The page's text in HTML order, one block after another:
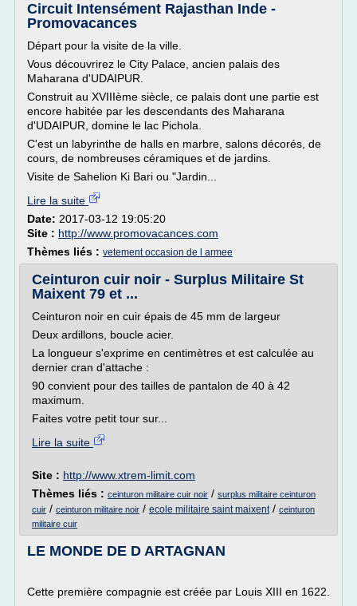
Circuit Intensément Rajasthan Inde -
Promovacances
Départ pour la visite de la ville.
Vous découvrirez le City Palace, ancien palais des
Maharana d'UDAIPUR.
Construit au XVIIIème siècle, ce palais dont une partie est
encore habitée par les descendants des Maharana
d'UDAIPUR, domine le lac Pichola.
C'est un labyrinthe de halls en marbre, salons décorés, de
cours, de nombreuses céramiques et de jardins.
Visite de Sahelion Ki Bari ou "Jardin...
Lire la suite
Date: 2017-03-12 19:05:20
Site : http://www.promovacances.com
Thèmes liés : vetement occasion de l armee
Ceinturon cuir noir - Surplus Militaire St
Maixent 79 et ...
Ceinturon noir en cuir épais de 45 mm de largeur
Deux ardillons, boucle acier.
La longueur s'exprime en centimètres et est calculée au
dernier cran d'attache :
90 convient pour des tailles de pantalon de 40 à 42
maximum.
Faites votre petit tour sur...
Lire la suite
Site : http://www.xtrem-limit.com
Thèmes liés : ceinturon militaire cuir noir / surplus militaire ceinturon
cuir / ceinturon militaire noir / ecole militaire saint maixent/ ceinturon
militaire cuir
LE MONDE DE D ARTAGNAN
Cette première compagnie est créée par Louis XIII en 1622.